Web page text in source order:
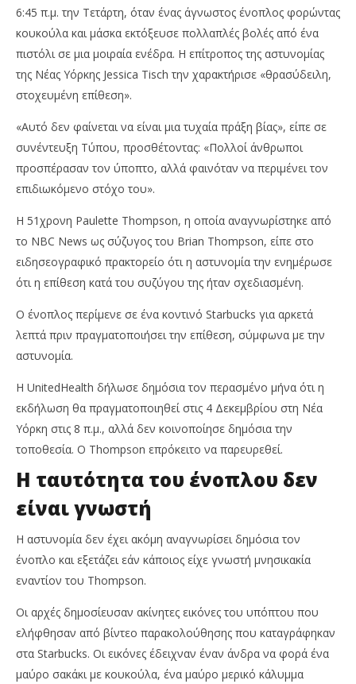
6:45 π.μ. την Τετάρτη, όταν ένας άγνωστος ένοπλος φορώντας
κουκούλα και μάσκα εκτόξευσε πολλαπλές βολές από ένα
πιστόλι σε μια μοιραία ενέδρα. Η επίτροπος της αστυνομίας
της Νέας Υόρκης Jessica Tisch την χαρακτήρισε «θρασύδειλη,
στοχευμένη επίθεση».
«Αυτό δεν φαίνεται να είναι μια τυχαία πράξη βίας», είπε σε
συνέντευξη Τύπου, προσθέτοντας: «Πολλοί άνθρωποι
προσπέρασαν τον ύποπτο, αλλά φαινόταν να περιμένει τον
επιδιωκόμενο στόχο του».
Η 51χρονη Paulette Thompson, η οποία αναγνωρίστηκε από
το NBC News ως σύζυγος του Brian Thompson, είπε στο
ειδησεογραφικό πρακτορείο ότι η αστυνομία την ενημέρωσε
ότι η επίθεση κατά του συζύγου της ήταν σχεδιασμένη.
Ο ένοπλος περίμενε σε ένα κοντινό Starbucks για αρκετά
λεπτά πριν πραγματοποιήσει την επίθεση, σύμφωνα με την
αστυνομία.
Η UnitedHealth δήλωσε δημόσια τον περασμένο μήνα ότι η
εκδήλωση θα πραγματοποιηθεί στις 4 Δεκεμβρίου στη Νέα
Υόρκη στις 8 π.μ., αλλά δεν κοινοποίησε δημόσια την
τοποθεσία. Ο Thompson επρόκειτο να παρευρεθεί.
Η ταυτότητα του ένοπλου δεν
είναι γνωστή
Η αστυνομία δεν έχει ακόμη αναγνωρίσει δημόσια τον
ένοπλο και εξετάζει εάν κάποιος είχε γνωστή μνησικακία
εναντίον του Thompson.
Οι αρχές δημοσίευσαν ακίνητες εικόνες του υπόπτου που
ελήφθησαν από βίντεο παρακολούθησης που καταγράφηκαν
στα Starbucks. Οι εικόνες έδειχναν έναν άνδρα να φορά ένα
μαύρο σακάκι με κουκούλα, ένα μαύρο μερικό κάλυμμα